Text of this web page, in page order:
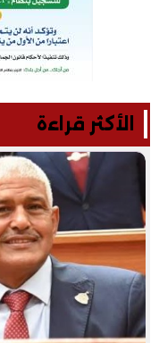
الأكثر قراءة